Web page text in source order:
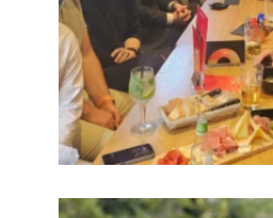
Charger plus
Identifiant oublié
oublié ?